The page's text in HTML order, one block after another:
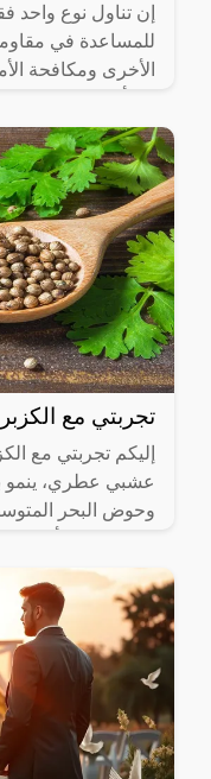
إن تناول نوع واحد
للمساعدة في
الأخرى ومكافحة
تجربتي مع
إليكم تجربتي مع
عشبي عطري،
وحوض البحر